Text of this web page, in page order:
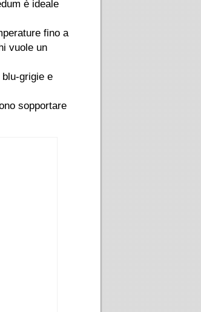
è ideale
fino a
vuole un
grigie e
sopportare